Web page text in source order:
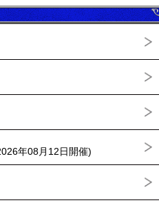
年08月12日開催)